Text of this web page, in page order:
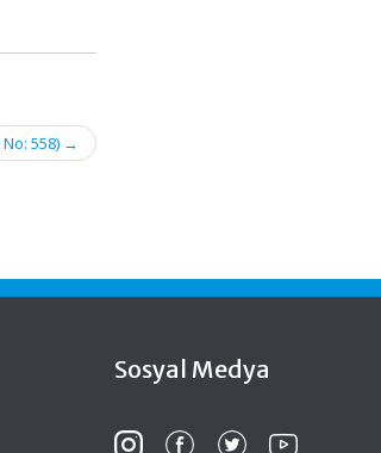
558) →
Sosyal Medya